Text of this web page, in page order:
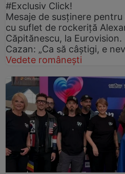
#Exclusiv Click!
Mesaje de susținere pentru
cu suflet de rockeriță
Căpitănescu, la Eurovision.
Cazan: „Ca să câștigi, e
Vedete românești